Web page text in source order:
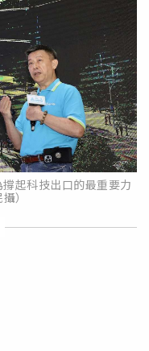
起科技出口的最重要力
）